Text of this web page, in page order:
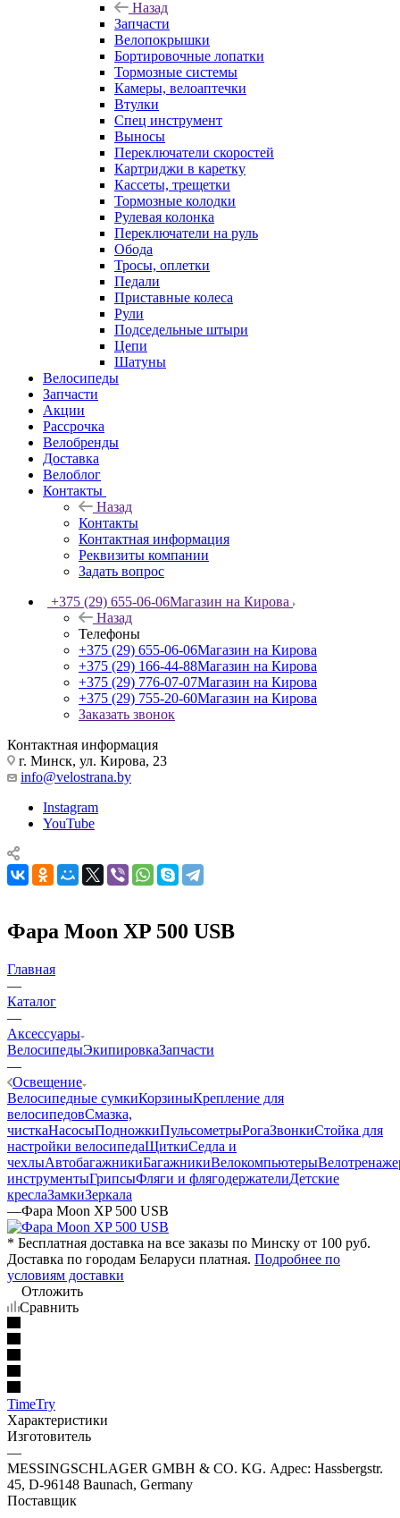
Назад
Запчасти
Велопокрышки
Бортировочные лопатки
Тормозные системы
Камеры, велоаптечки
Втулки
Спец инструмент
Выносы
Переключатели скоростей
Картриджи в каретку
Кассеты, трещетки
Тормозные колодки
Рулевая колонка
Переключатели на руль
Обода
Тросы, оплетки
Педали
Приставные колеса
Рули
Подседельные штыри
Цепи
Шатуны
Велосипеды
Запчасти
Акции
Рассрочка
Велобренды
Доставка
Велоблог
Контакты
Назад
Контакты
Контактная информация
Реквизиты компании
Задать вопрос
+375 (29) 655-06-06Магазин на Кирова
Назад
Телефоны
+375 (29) 655-06-06Магазин на Кирова
+375 (29) 166-44-88Магазин на Кирова
+375 (29) 776-07-07Магазин на Кирова
+375 (29) 755-20-60Магазин на Кирова
Заказать звонок
Контактная информация
г. Минск, ул. Кирова, 23
info@velostrana.by
Instagram
YouTube
Фара Moon XP 500 USB
Главная
—
Каталог
—
Аксессуары
ВелосипедыЭкипировкаЗапчасти
—
Освещение
Велосипедные сумкиКорзиныКрепление для
велосипедовСмазка,
чисткаНасосыПодножкиПульсометрыРогаЗвонкиСтойка для
настройки велосипедаЩиткиСедла и
чехлыАвтобагажникиБагажникиВелокомпьютеры
инструментыГрипсыФляги и флягодержателиДетские
креслаЗамкиЗеркала
—Фара Moon XP 500 USB
* Бесплатная доставка на все заказы по Минску от 100 руб.
Доставка по городам Беларуси платная. Подробнее по
условиям доставки
Отложить
Сравнить
TimeTry
Характеристики
Изготовитель
—
MESSINGSCHLAGER GMBH & CO. KG. Адрес: Hassbergstr.
45, D-96148 Baunach, Germany
Поставщик